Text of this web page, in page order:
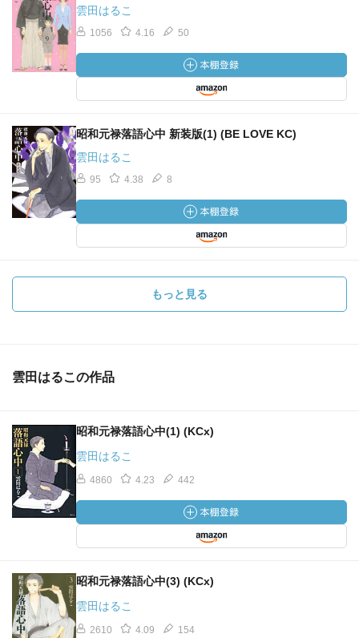
雲田はるこ
1056 4.16 50
昭和元禄落語心中 新装版(1) (BE LOVE KC)
雲田はるこ
95 4.38 8
もっと見る
雲田はるこの作品
昭和元禄落語心中(1) (KCx)
雲田はるこ
4860 4.23 442
昭和元禄落語心中(3) (KCx)
雲田はるこ
2610 4.09 154